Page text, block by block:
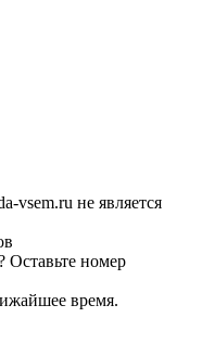
vsem.ru не является
номер
время.